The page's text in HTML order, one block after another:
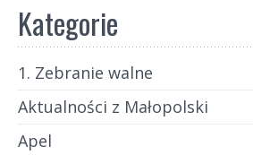
Kategorie
1. Zebranie walne
Aktualności z Małopolski
Apel